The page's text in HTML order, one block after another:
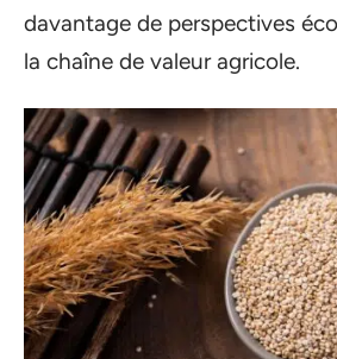
davantage de perspectives
la chaîne de valeur agricole.